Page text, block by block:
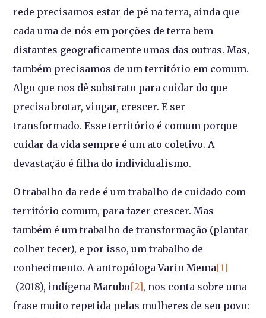
rede precisamos estar de pé na terra, ainda que
cada uma de nós em porções de terra bem
distantes geograficamente umas das outras. Mas,
também precisamos de um território em comum.
Algo que nos dê substrato para cuidar do que
precisa brotar, vingar, crescer. E ser
transformado. Esse território é comum porque
cuidar da vida sempre é um ato coletivo. A
devastação é filha do individualismo.
O trabalho da rede é um trabalho de cuidado com
território comum, para fazer crescer. Mas
também é um trabalho de transformação (plantar-
colher-tecer), e por isso, um trabalho de
conhecimento. A antropólogaVarin Mema[1]
(2018), indígena Marubo[2], nos conta sobre uma
frase muito repetida pelas mulheres de seu povo: